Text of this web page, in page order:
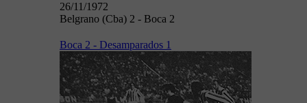
26/11/1972
Belgrano (Cba) 2 - Boca 2
Boca 2 - Desamparados 1